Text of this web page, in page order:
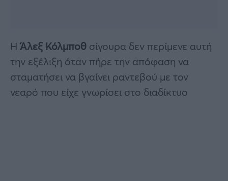
ΗΆλεξ Κόλμποθ σίγουρα δεν περίμενε αυτή
την εξέλιξη όταν πήρε την απόφαση να
σταματήσει να βγαίνει ραντεβού με τον
νεαρό που είχε γνωρίσει στο διαδίκτυο